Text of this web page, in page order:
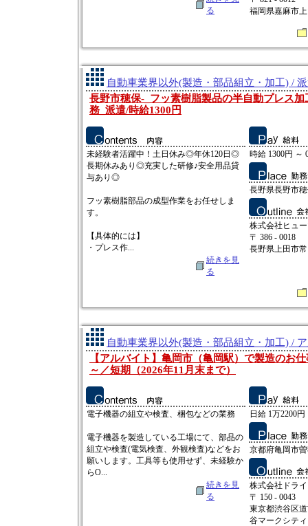
る
福岡県嘉麻市
自動車業界以外(製造・部品組立・加工) /
長野市穂保‐_フッ素樹脂製品の半自動プレス
務_派遣/時給1300円
未経験者活躍中！土日休み◎年休120日◎
長期休みあり◎充実した研修♪安全用品貸
与あり◎
フッ素樹脂部品の成型作業をお任せしま
す。
【具体的には】
・プレス作...
続きを見
る
時給 1300円 ～
長野県長野市穂
株式会社ヒュ
〒 386 - 0018
長野県上田市
自動車業界以外(製造・部品組立・加工) /
【アルバイト】亀岡市（亀岡駅）で製造のお
～／短期（2026年11月末まで）
電子機器の組立や検査、梱包などの業務
電子機器を製造している工場にて、部品の
組立や検査(電気検査、外観検査)などをお
願いします。工具等も使用せず、未経験か
らO...
続きを見
る
日給 1万2200円
京都府亀岡市
株式会社ドラ
〒 150 - 0043
東京都渋谷区
谷マークシテ